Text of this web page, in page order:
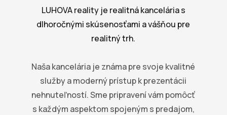
LUHOVA reality je realitná kancelária s
dlhoročnými skúsenosťami a vášňou pre
realitný trh.
Naša kancelária je známa pre svoje kvalitné
služby a moderný prístup k prezentácii
nehnuteľností. Sme pripravení vám pomôcť
s každým aspektom spojeným s predajom,